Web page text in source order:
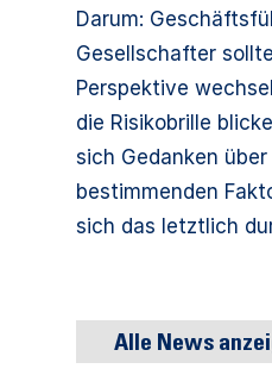
Darum:
Gesellschafter
Perspektive
die Risikobrille
sich Gedanken
bestimmenden
sich das letztlich
Alle News